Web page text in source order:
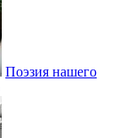
Поэзия нашего